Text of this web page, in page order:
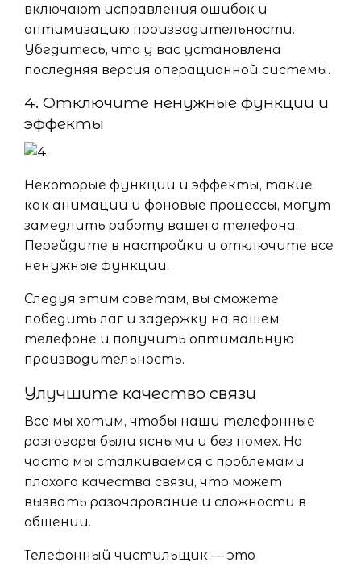
включают исправления ошибок и
оптимизацию производительности.
Убедитесь, что у вас установлена
последняя версия операционной системы.
4. Отключите ненужные функции и
эффекты
Некоторые функции и эффекты, такие
как анимации и фоновые процессы, могут
замедлить работу вашего телефона.
Перейдите в настройки и отключите все
ненужные функции.
Следуя этим советам, вы сможете
победить лаг и задержку на вашем
телефоне и получить оптимальную
производительность.
Улучшите качество связи
Все мы хотим, чтобы наши телефонные
разговоры были ясными и без помех. Но
часто мы сталкиваемся с проблемами
плохого качества связи, что может
вызвать разочарование и сложности в
общении.
Телефонный чистильщик — это